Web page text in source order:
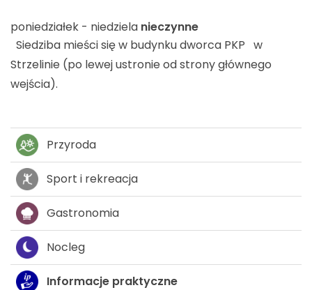
poniedziałek - niedziela nieczynne
Siedziba mieści się w budynku dworca PKP w
Strzelinie (po lewej ustronie od strony głównego
wejścia).
Przyroda
Sport i rekreacja
Gastronomia
Nocleg
Informacje praktyczne